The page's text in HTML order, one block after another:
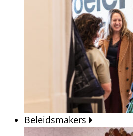
Beleidsmakers